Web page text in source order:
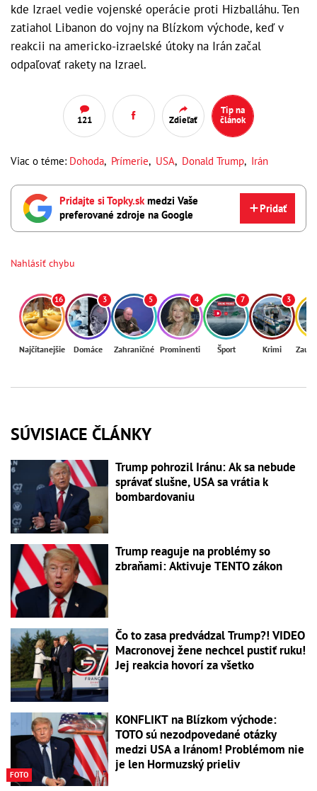
kde Izrael vedie vojenské operácie proti Hizballáhu. Ten
zatiahol Libanon do vojny na Blízkom východe, keď v
reakcii na americko-izraelské útoky na Irán začal
odpaľovať rakety na Izrael.
121 Zdieľať
Tip na
článok
Viac o téme: Dohoda, Prímerie, USA, Donald Trump, Irán
Pridajte si Topky.skmedzi Vaše
preferované zdroje na Google
Pridať
Nahlásiť chybu
16
Najčítanejšie
3
Domáce
5
Zahraničné
4
Prominenti
7
Šport
3
Krimi
SÚVISIACE ČLÁNKY
Trump pohrozil Iránu: Ak sa nebude
správať slušne, USA sa vrátia k
bombardovaniu
Trump reaguje na problémy so
zbraňami: Aktivuje TENTO zákon
Čo to zasa predvádzal Trump?! VIDEO
Macronovej žene nechcel pustiť ruku!
Jej reakcia hovorí za všetko
FOTO
KONFLIKT na Blízkom východe:
TOTO sú nezodpovedané otázky
medzi USA a Iránom! Problémom nie
je len Hormuzský prieliv